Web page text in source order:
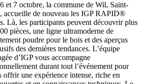
et 7 octobre, la commune de Wil, Saint-
accueille de nouveau les IGP RAPID®
Là, les participants peuvent découvrir plus
pièces, une ligne ultramoderne de
poudre pour le bois et des aperçus
des dernières tendances. L’équipe
d’IGP vous accompagne
durant tout l’événement pour
offrir une expérience intense, riche en